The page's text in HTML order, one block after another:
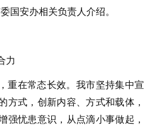
国安办相关负责人介绍。
力
重在常态长效。我市坚持集中宣
方式，创新内容、方式和载体，
强忧患意识，从点滴小事做起，